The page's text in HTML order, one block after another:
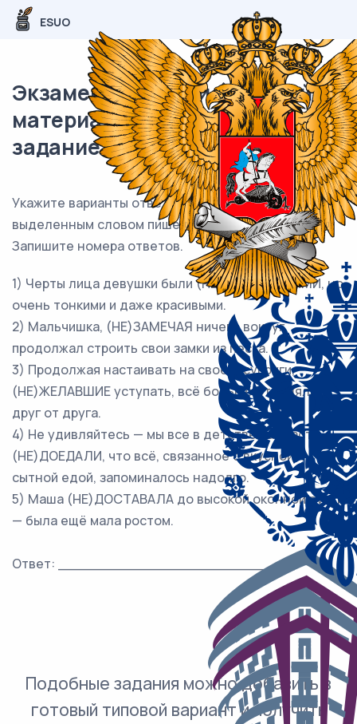
ESUO
Экзаменационный (типовой)
материал ЕГЭ / Русский / 13
задание (24) / 176
Укажите варианты ответов, в которых НЕ с
выделенным словом пишетсяРАЗДЕЛЬНО.
Запишите номера ответов.
1) Черты лица девушки были (НЕ)ПРАВИЛЬНЫМИ, но
очень тонкими и даже красивыми.
2) Мальчишка, (НЕ)ЗАМЕЧАЯ ничего вокруг,
продолжал строить свои замки из песка.
3) Продолжая настаивать на своём, супруги,
(НЕ)ЖЕЛАВШИЕ уступать, всё больше отдалялись
друг от друга.
4) Не удивляйтесь — мы все в детстве так часто
(НЕ)ДОЕДАЛИ, что всё, связанное с вкусной и
сытной едой, запоминалось надолго.
5) Маша (НЕ)ДОСТАВАЛА до высокой оконной ручки
— была ещё мала ростом.
Ответ: ___________________________.
Подобные задания можно добавить в
готовый типовой вариант и получить